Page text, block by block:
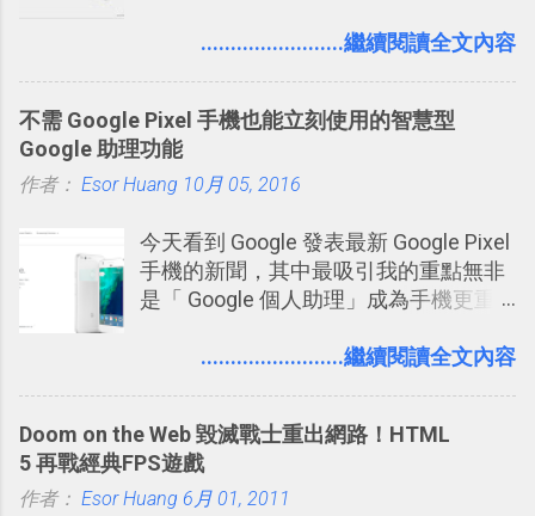
文，你可以真的在上面說明你在做什
牢騷，或許你也想要透過Twitter來詢問
什麼事情。各式各樣被發表的
「twitter」會像資訊之河一樣在首頁、
不管是採用什麼樣的方式利用Twitter，
沒有人會有意見，這是我覺得Twitter很
自由也很有趣的一個地方，我可以無拘
利用Twitter來嘗試各種可能。例如 目前
些軟體更新、網站服務的資訊，未來也
很想試試看是否能加入短評，或者對於
電腦玩物介紹過的資訊作補充，讓我的
........................繼續閱讀全文內容
不需 Google Pixel 手機也能立刻使用的智慧型
Google 助理功能
作者： Esor Huang 10月 05, 2016
今天看到 Google 發表最新 Google Pixel
手機的新聞，其中最吸引我的重點無非
是「 Google 個人助理」成為手機更重
「這是他使用過最聰明的一台智慧型手
問、可以找出特殊的照片、可以規劃我
們的行程，也能幫我們安排時間。 其實
如果單從後面幾個「功能面」來看， 這
........................繼續閱讀全文內容
Doom on the Web 毀滅戰士重出網路！HTML
5 再戰經典FPS遊戲
作者： Esor Huang 6月 01, 2011